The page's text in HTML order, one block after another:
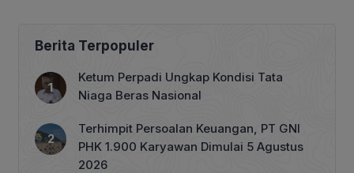
Berita Terpopuler
Ketum Perpadi Ungkap Kondisi Tata
Niaga Beras Nasional
Terhimpit Persoalan Keuangan, PT GNI
PHK 1.900 Karyawan Dimulai 5 Agustus
2026